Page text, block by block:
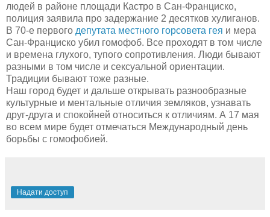
людей в районе площади Кастро в Сан-Франциско,
полиция заявила про задержание 2 десятков хулиганов.
В 70-е первого депутата местного горсовета гея и мера
Сан-Франциско убил гомофоб. Все проходят в том числе
и времена глухого, тупого сопротивления. Люди бывают
разными в том числе и сексуальной ориентации.
Традиции бывают тоже разные.
Наш город будет и дальше открывать разнообразные
культурные и ментальные отличия земляков, узнавать
друг-друга и спокойней относиться к отличиям. А 17 мая
во всем мире будет отмечаться Международный день
борьбы с гомофобией.
Надати доступ